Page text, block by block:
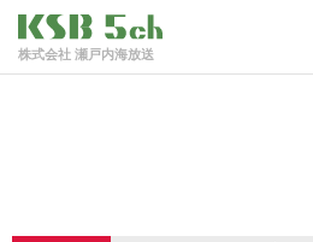
株式会社 瀬戸内海放送